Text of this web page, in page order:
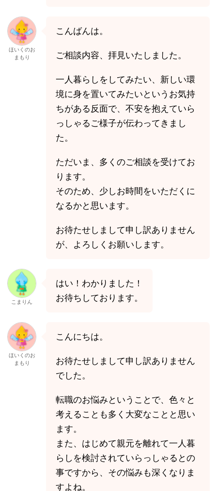
ほいくのお
まもり
こんばんは。
ご相談内容、拝見いたしました。
一人暮らしをしてみたい、新しい環
境に身を置いてみたいというお気持
ちがある反面で、不安を抱えていら
っしゃるご様子が伝わってきまし
た。
ただいま、多くのご相談を受けてお
ります。
そのため、少しお時間をいただくに
なるかと思います。
お待たせしまして申し訳ありません
が、よろしくお願いします。
こまりん
はい！わかりました！
お待ちしております。
ほいくのお
まもり
こんにちは。
お待たせしまして申し訳ありません
でした。
​転職のお悩みということで、色々と
考えることも多く大変なことと思い
ます。
また、はじめて親元を離れて一人暮
らしを検討されていらっしゃるとの
事ですから、その悩みも深くなりま
すよね。